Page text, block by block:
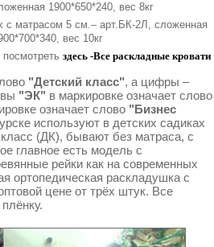
1900*650*240, вес 8кг
с матрасом 5 см.– арт.БК-2Л, сложенная
вес 10кг
здесь -Все раскладные кровати
"Детский класс", а цифры –
"ЭК" в маркировке означает слово
означает слово "Бизнес
используют в детских садиках
(ДК), бывают без матраса, с
главное есть модель с
рейки как на современных
ортопедическая раскладушка с
цене от трёх штук. Все